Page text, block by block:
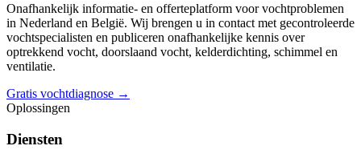
Onafhankelijk informatie- en offerteplatform voor vochtproblemen
in Nederland en België. Wij brengen u in contact met gecontroleerde
vochtspecialisten en publiceren onafhankelijke kennis over
optrekkend vocht, doorslaand vocht, kelderdichting, schimmel en
ventilatie.
Gratis vochtdiagnose →
Oplossingen
Diensten